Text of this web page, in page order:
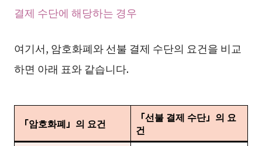
결제 수단에 해당하는 경우
여기서, 암호화폐와 선불 결제 수단의 요건을 비교
하면 아래 표와 같습니다.
「암호화폐」의 요건
「선불 결제 수단」의 요
건